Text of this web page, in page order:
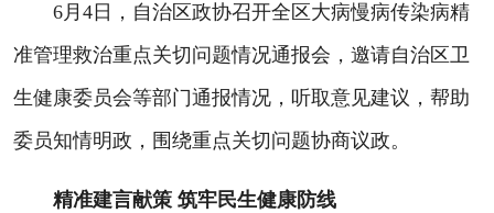
6月4日，自治区政协召开全区大病慢病传染病精
准管理救治重点关切问题情况通报会，邀请自治区卫
生健康委员会等部门通报情况，听取意见建议，帮助
委员知情明政，围绕重点关切问题协商议政。
精准建言献策 筑牢民生健康防线